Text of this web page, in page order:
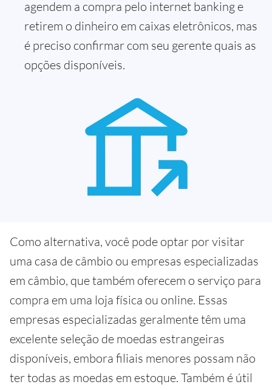
agendem a compra pelo internet banking e
retirem o dinheiro em caixas eletrônicos, mas
é preciso confirmar com seu gerente quais as
opções disponíveis.
Como alternativa, você pode optar por visitar
uma casa de câmbio ou empresas especializadas
em câmbio, que também oferecem o serviço para
compra em uma loja física ou online. Essas
empresas especializadas geralmente têm uma
excelente seleção de moedas estrangeiras
disponíveis, embora filiais menores possam não
ter todas as moedas em estoque. Também é útil